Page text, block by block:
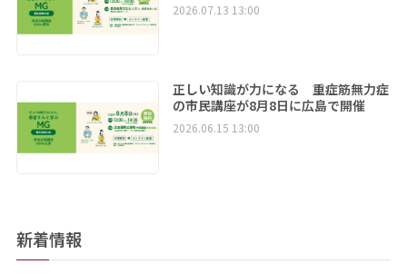
2026.07.13 13:00
正しい知識が力になる 重症筋無力症
の市民講座が8月8日に広島で開催
2026.06.15 13:00
新着情報